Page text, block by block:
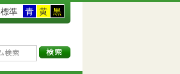
標準 青 黄 黒